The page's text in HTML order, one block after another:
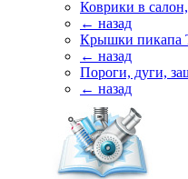
Коврики в
← назад
Крышки пикапа
← назад
Пороги, дуги,
← назад